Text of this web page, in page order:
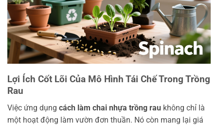
Lợi Ích Cốt Lõi Của Mô Hình Tái Chế Trong Trồng
Rau
Việc ứng dụng cách làm chai nhựa trồng rau không chỉ là
một hoạt động làm vườn đơn thuần. Nó còn mang lại giá